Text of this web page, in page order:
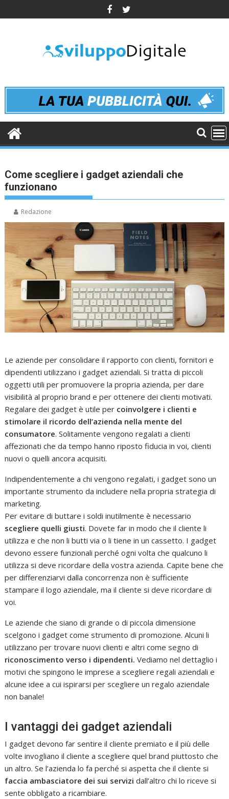
to
Come scegliere i gadget aziendali che
funzionano
Redazione
Le aziende per consolidare il rapporto con clienti, fornitori e
dipendenti utilizzano i gadget aziendali. Si tratta di piccoli
oggetti utili per promuovere la propria azienda, per dare
visibilità al proprio brand e per ottenere dei clienti motivati.
Regalare dei gadget è utile per coinvolgere i clienti e
stimolare il ricordo dell’azienda nella mente del
consumatore. Solitamente vengono regalati a clienti
affezionati che da tempo hanno riposto fiducia in voi, clienti
nuovi o quelli ancora acquisiti.
Indipendentemente a chi vengono regalati, i gadget sono un
importante strumento da includere nella propria strategia di
marketing.
Per evitare di buttare i soldi inutilmente è necessario
scegliere quelli giusti. Dovete far in modo che il cliente li
utilizza e che non li butti via o li tiene in un cassetto. I gadget
devono essere funzionali perché ogni volta che qualcuno li
utilizza si deve ricordare della vostra azienda. Capite bene che
per differenziarvi dalla concorrenza non è sufficiente
stampare il logo aziendale, ma il cliente si deve ricordare di
voi.
Le aziende che siano di grande o di piccola dimensione
scelgono i gadget come strumento di promozione. Alcuni li
utilizzano per trovare nuovi clienti e altri come segno di
riconoscimento verso i dipendenti. Vediamo nel dettaglio i
motivi che spingono le imprese a scegliere regali aziendali e
alcune idee a cui ispirarsi per scegliere un regalo aziendale
non banale!
I vantaggi dei gadget aziendali
I gadget devono far sentire il cliente premiato e il più delle
volte invogliano il cliente a scegliere quel brand piuttosto che
un altro. Se l’azienda lo fa perché si aspetta che il cliente si
faccia ambasciatore dei sui servizi dall’altro chi lo riceve si
sente obbligato a ricambiare.